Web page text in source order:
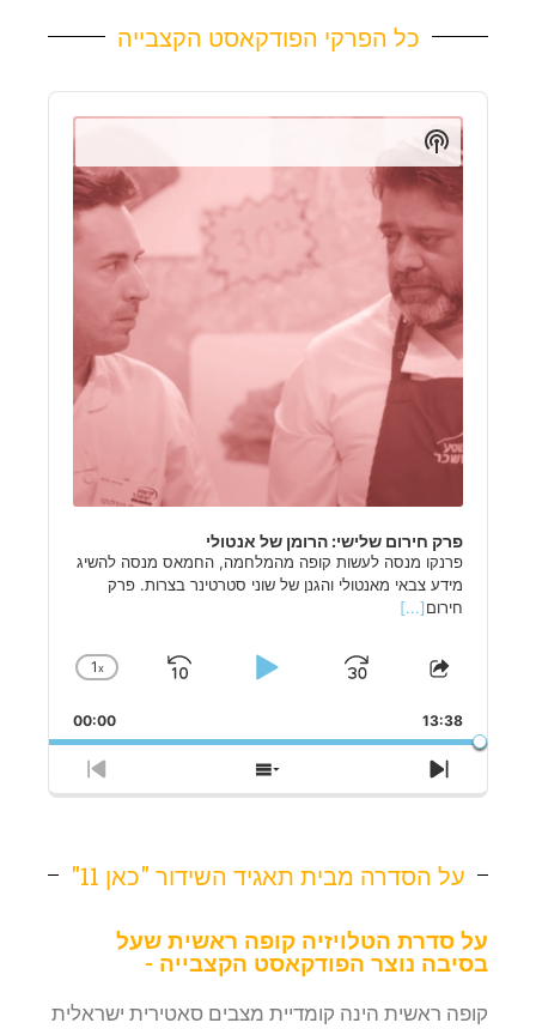
כל הפרקי הפודקאסט הקצבייה
Audio
Player
פרק חירום שלישי: הרומן של אנטולי
פרנקו מנסה לעשות קופה מהמלחמה, החמאס מנסה להשיג
מידע צבאי מאנטולי והגנן של שוני סטרטינר בצרות. פרק
חירום[...]
Change
Rate
1x
Skip
Backward
PlayJump
Share
Episode
00:00 13:38
Previous
Episode
Show
Episodes
Next
Episode
Show
Podcast
Information
על הסדרה מבית תאגיד השידור "כאן 11"
על סדרת הטלויזיה קופה ראשית שעל
בסיבה נוצר הפודקאסט הקצבייה -
קופה ראשית הינה קומדיית מצבים סאטירית ישראלית